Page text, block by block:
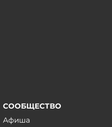
СООБЩЕСТВО
Афиша